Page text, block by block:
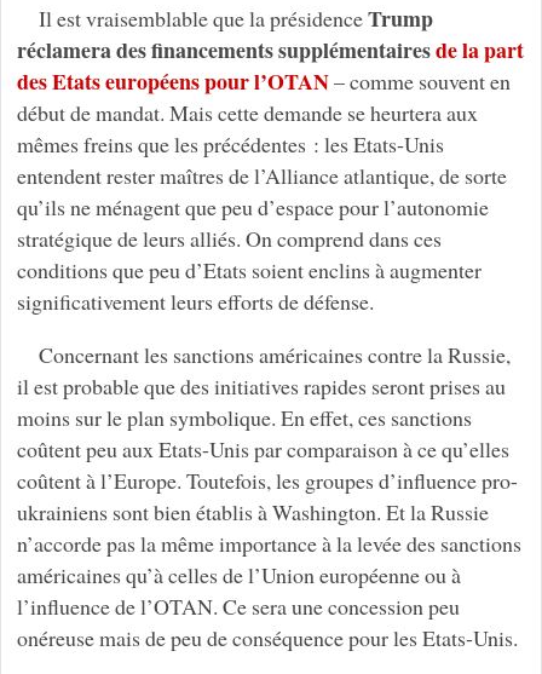
Il est vraisemblable que la présidenceTrump
réclamera des financements supplémentairesde la part
des Etats européens pour l’OTAN– comme souvent en
début de mandat. Mais cette demande se heurtera aux
mêmes freins que les précédentes : les Etats-Unis
entendent rester maîtres de l’Alliance atlantique, de sorte
qu’ils ne ménagent que peu d’espace pour l’autonomie
stratégique de leurs alliés. On comprend dans ces
conditions que peu d’Etats soient enclins à augmenter
significativement leurs efforts de défense.
Concernant les sanctions américaines contre la Russie,
il est probable que des initiatives rapides seront prises au
moins sur le plan symbolique. En effet, ces sanctions
coûtent peu aux Etats-Unis par comparaison à ce qu’elles
coûtent à l’Europe. Toutefois, les groupes d’influence pro-
ukrainiens sont bien établis à Washington. Et la Russie
n’accorde pas la même importance à la levée des sanctions
américaines qu’à celles de l’Union européenne ou à
l’influence de l’OTAN. Ce sera une concession peu
onéreuse mais de peu de conséquence pour les Etats-Unis.